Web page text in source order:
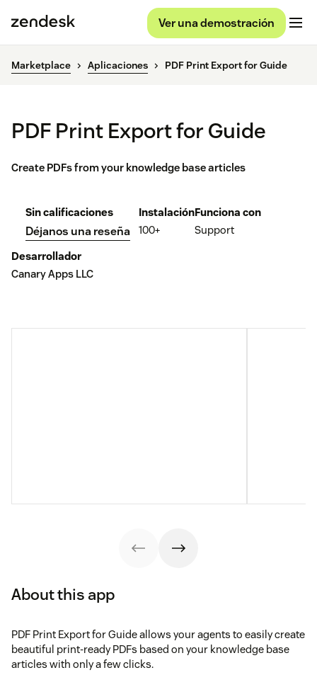
Ver una demostración
Marketplace Aplicaciones PDF Print Export for Guide
PDF Print Export for Guide
Create PDFs from your knowledge base articles
Sin calificaciones
Déjanos una reseña
Instalación
100+
Funciona con
Support
Desarrollador
Canary Apps LLC
About this app
PDF Print Export for Guide allows your agents to easily create
beautiful print-ready PDFs based on your knowledge base
articles with only a few clicks.